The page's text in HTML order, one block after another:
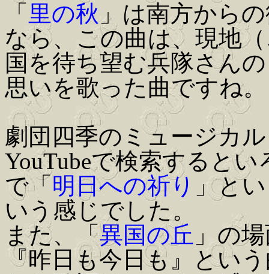
「 里の秋 」は南方から
なら、この曲は、現地
国を待ち望む兵隊さん
思いを歌った曲ですね。
劇団四季のミュージカ
YouTubeで検索すると
で「明日への祈り 」と
いう感じでした。
また、「異国の丘 」の
『昨日も今日も』とい